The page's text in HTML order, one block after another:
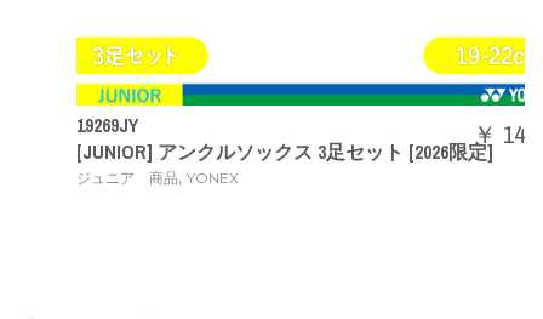
19269JY
[JUNIOR] アンクルソックス 3足セット [2026限定]
ジュニア 商品, YONEX
￥ 1430